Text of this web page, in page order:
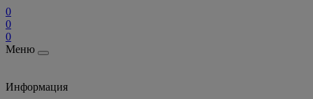
0
0
0
Меню
Информация